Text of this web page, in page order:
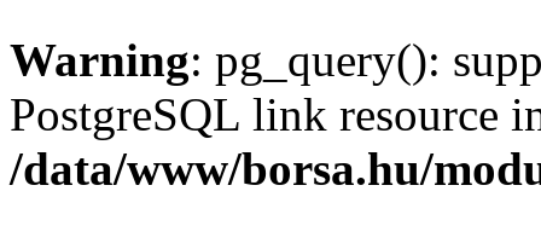
Warning: pg_query():
PostgreSQL link resource
/data/www/borsa.hu/